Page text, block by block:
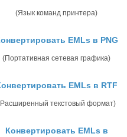
(Язык команд принтера)
EMLs в PNG
(Портативная сетевая графика)
EMLs в RTF
текстовый формат)
Конвертировать EMLs в